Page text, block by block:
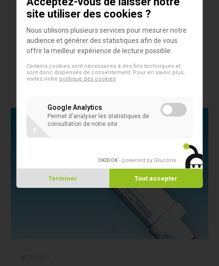
Produits
Pall-Aquasafe In-line Water Filter
Filtre à eau jetable en ligne avec ports d’entrée et de
sortie à connexion rapide.
site utiliser des cookies ?
Nous utilisons plusieurs services pour mesurer notre
audience et générer des statistiques afin de vous
offrir la meilleur expérience de lecture possible.
Certains cookies sont nécessaires à des fins techniques et
sont donc dispensés de consentement. Pour en savoir plus,
visitez notre politique des cookies
Google Analytics
Permet d'analyser les statistiques de
consultation de notre site
?
OKIDOK - powered by Glucône
Terminer Tout accepter